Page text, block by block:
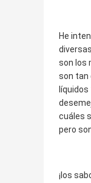
He
son los
son tan
cuáles
pero
¡los